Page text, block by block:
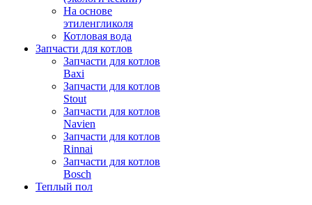
На основе
этиленгликоля
Котловая вода
Запчасти для котлов
Запчасти для котлов
Baxi
Запчасти для котлов
Stout
Запчасти для котлов
Navien
Запчасти для котлов
Rinnai
Запчасти для котлов
Bosch
Теплый пол